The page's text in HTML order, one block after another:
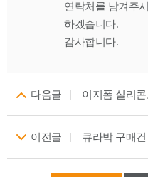
연락처를 남겨주
하겠습니다.
감사합니다.
다음글 이지폼 실리
이전글 큐라박 구매건